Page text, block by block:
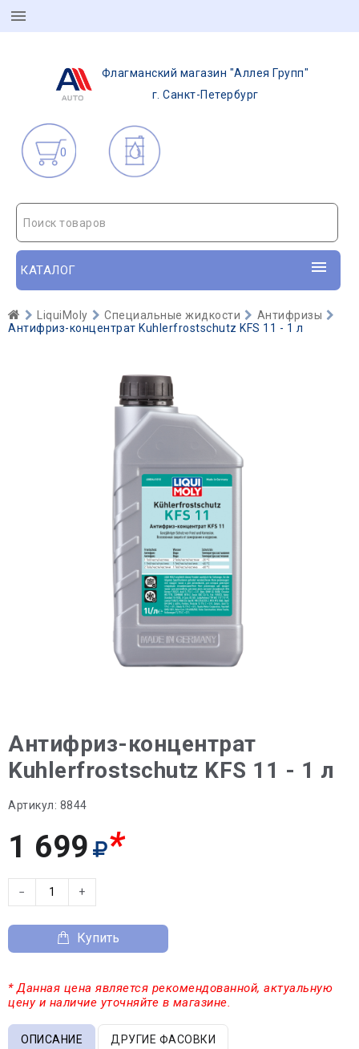
Флагманский магазин "Аллея Групп"
г. Санкт-Петербург
0
Поиск товаров
КАТАЛОГ
LiquiMoly Специальные жидкости
Антифризы
Антифриз-концентрат Kuhlerfrostschutz KFS 11 - 1 л
Антифриз-концентрат
Kuhlerfrostschutz KFS 11 - 1 л
Артикул: 8844
1 699 *
− +
Купить
* Данная цена является рекомендованной, актуальную
цену и наличие уточняйте в магазине.
ОПИСАНИЕ ДРУГИЕ ФАСОВКИ